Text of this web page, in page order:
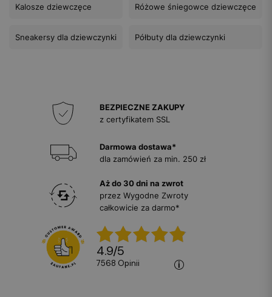
Kalosze dziewczęce
Sneakersy dla dziewczynki
Różowe śniegowce dziewczęce
Półbuty dla dziewczynki
BEZPIECZNE ZAKUPY
z certyfikatem SSL
Darmowa dostawa*
dla zamówień za min. 250 zł
Aż do 30 dni na zwrot
przez Wygodne Zwroty
całkowicie za darmo*
4.9/5
7568 opinii